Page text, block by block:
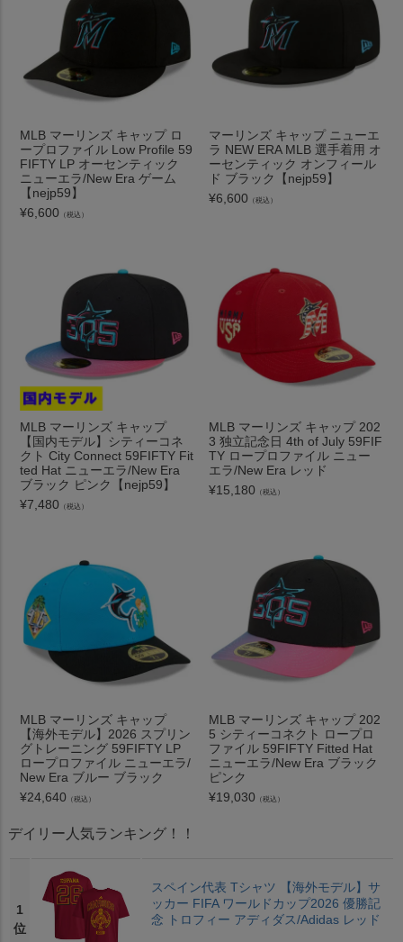
MLB マーリンズ キャップ ロ
ープロファイル Low Profile 59
FIFTY LP オーセンティック
ニューエラ/New Era ゲーム
【nejp59】
¥6,600 （税込）
マーリンズ キャップ ニューエ
ラ NEW ERA MLB 選手着用 オ
ーセンティック オンフィール
ド ブラック【nejp59】
¥6,600 （税込）
MLB マーリンズ キャップ
【国内モデル】シティーコネ
クト City Connect 59FIFTY Fit
ted Hat ニューエラ/New Era
ブラック ピンク【nejp59】
¥7,480 （税込）
MLB マーリンズ キャップ 202
3 独立記念日 4th of July 59FIF
TY ロープロファイル ニュー
エラ/New Era レッド
¥15,180 （税込）
MLB マーリンズ キャップ
【海外モデル】2026 スプリン
グトレーニング 59FIFTY LP
ロープロファイル ニューエラ/
New Era ブルー ブラック
¥24,640 （税込）
MLB マーリンズ キャップ 202
5 シティーコネクト ロープロ
ファイル 59FIFTY Fitted Hat
ニューエラ/New Era ブラック
ピンク
¥19,030 （税込）
デイリー人気ランキング！！
1
位
スペイン代表 Tシャツ 【海外モデル】サ
ッカー FIFA ワールドカップ2026 優勝記
念 トロフィー アディダス/Adidas レッド